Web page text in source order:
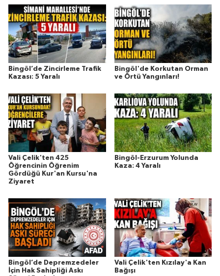
Bingöl’de Zincirleme Trafik
Kazası: 5 Yaralı
Bingöl'de Korkutan Orman
ve Örtü Yangınları!
Vali Çelik'ten 425
Öğrencinin Öğrenim
Gördüğü Kur'an Kursu'na
Ziyaret
Bingöl-Erzurum Yolunda
Kaza: 4 Yaralı
Bingöl’de Depremzedeler
İçin Hak Sahipliği Askı
Vali Çelik'ten Kızılay'a Kan
Bağışı